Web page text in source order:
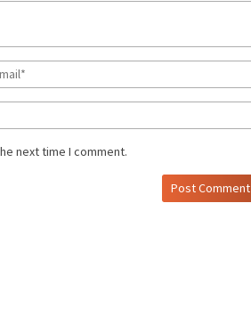
next time I comment.